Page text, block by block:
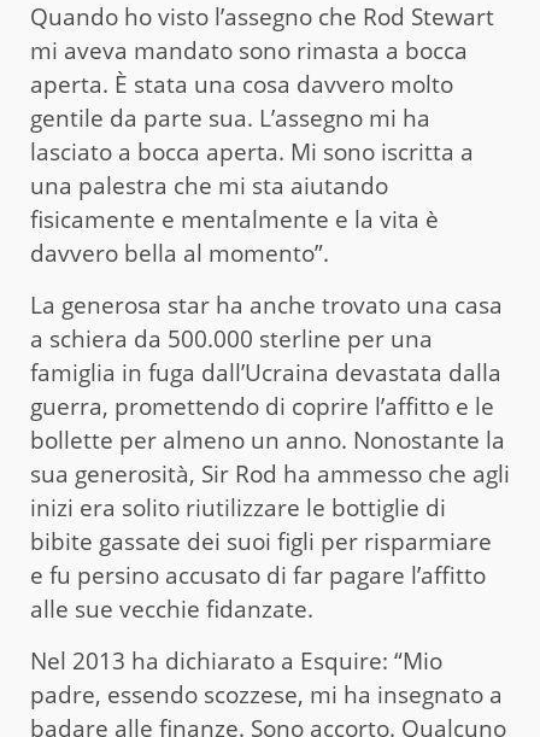
Quando ho visto l’assegno che Rod Stewart
mi aveva mandato sono rimasta a bocca
aperta. È stata una cosa davvero molto
gentile da parte sua. L’assegno mi ha
lasciato a bocca aperta. Mi sono iscritta a
una palestra che mi sta aiutando
fisicamente e mentalmente e la vita è
davvero bella al momento”.
La generosa star ha anche trovato una casa
a schiera da 500.000 sterline per una
famiglia in fuga dall’Ucraina devastata dalla
guerra, promettendo di coprire l’affitto e le
bollette per almeno un anno. Nonostante la
sua generosità, Sir Rod ha ammesso che agli
inizi era solito riutilizzare le bottiglie di
bibite gassate dei suoi figli per risparmiare
e fu persino accusato di far pagare l’affitto
alle sue vecchie fidanzate.
Nel 2013 ha dichiarato a Esquire: “Mio
padre, essendo scozzese, mi ha insegnato a
badare alle finanze. Sono accorto. Qualcuno